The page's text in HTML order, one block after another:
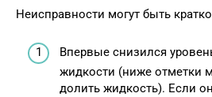
Неисправности могут быть
Впервые снизился
жидкости (ниже отметки
долить жидкость). Если